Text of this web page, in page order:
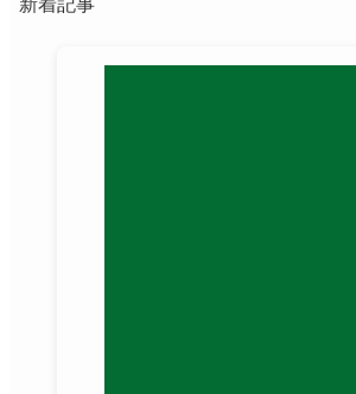
新着記事